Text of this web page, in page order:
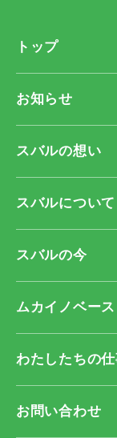
トップ
お知らせ
スバルの想い
スバルについて
スバルの今
ムカイノベース
わたしたちの
お問い合わせ